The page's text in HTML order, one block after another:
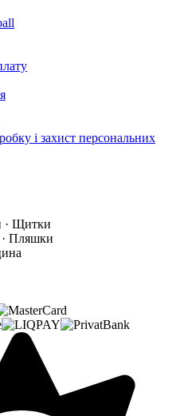
і захист персональних
· Щитки
Пляшки